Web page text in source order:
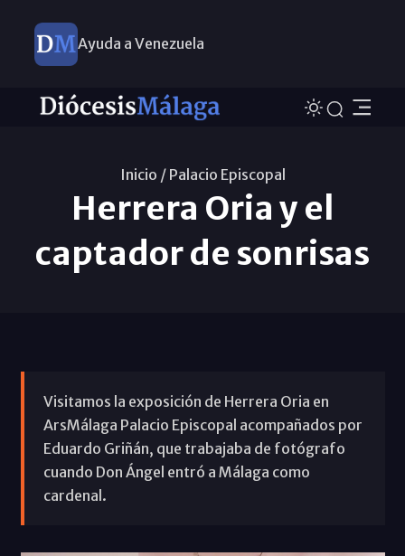
Ayuda a Venezuela
Inicio / Palacio Episcopal
Herrera Oria y el
captador de sonrisas
Visitamos la exposición de Herrera Oria en
ArsMálaga Palacio Episcopal acompañados por
Eduardo Griñán, que trabajaba de fotógrafo
cuando Don Ángel entró a Málaga como
cardenal.